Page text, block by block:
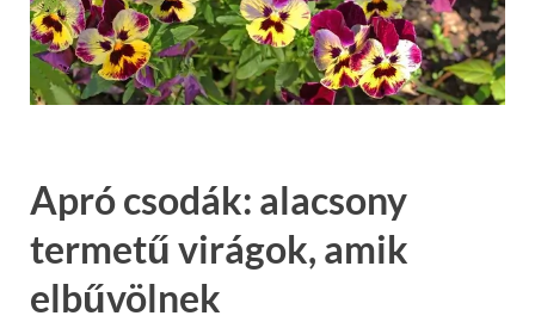
Apró csodák: alacsony
termetű virágok, amik
elbűvölnek